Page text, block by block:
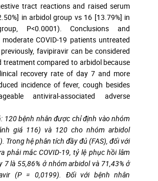
tract reactions and raised serum
in arbidol group vs 16 [13.79%] in
P<0.0001). Conclusions and
moderate COVID-19 patients untreated
favipiravir can be considered
treatment compared to arbidol because
recovery rate of day 7 and more
incidence of fever, cough besides
antiviral-associated adverse
120 bệnh nhân được chỉ định vào nhóm
giá 116) và 120 cho nhóm arbidol
Trong hệ phân tích đầy đủ (FAS), đối với
phải mắc COVID-19, tỷ lệ phục hồi lâm
7 là 55,86% ở nhóm arbidol và 71,43% ở
(P = 0,0199). Đối với bệnh nhân